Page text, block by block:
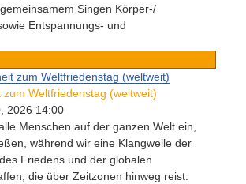
Singen Körper-/
Entspannungs- und
Weltfriedenstag (weltweit)
2026 14:00
Menschen auf der ganzen Welt ein,
während wir eine Klangwelle der
Friedens und der globalen
die über Zeitzonen hinweg reist.